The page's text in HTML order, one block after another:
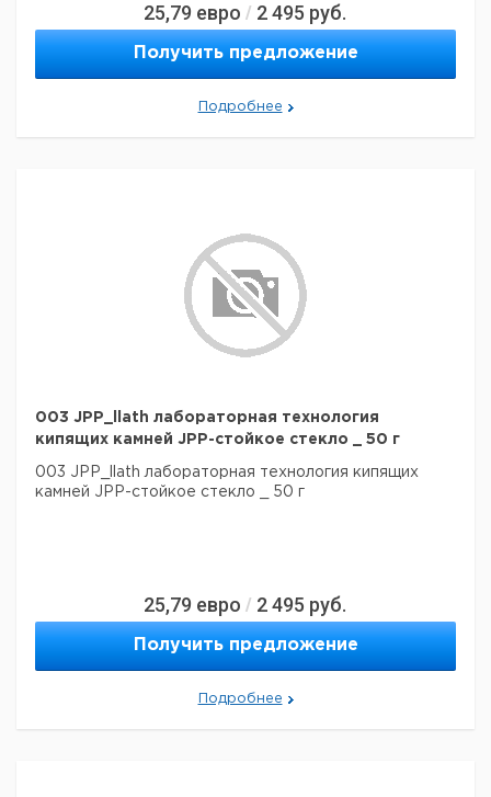
25,79 евро / 2 495 руб.
Получить предложение
Подробнее
003 JPP_llath лабораторная технология
кипящих камней JPP-стойкое стекло _ 50 г
003 JPP_llath лабораторная технология кипящих
камней JPP-стойкое стекло _ 50 г
25,79 евро / 2 495 руб.
Получить предложение
Подробнее